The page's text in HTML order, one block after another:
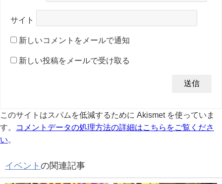
サイト
新しいコメントをメールで通知
新しい投稿をメールで受け取る
このサイトはスパムを低減するために Akismet を使っていま
す。
コメントデータの処理方法の詳細はこちらをご覧くださ
い
イベント の関連記事